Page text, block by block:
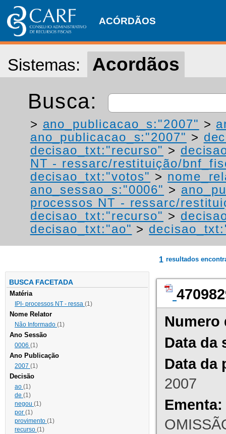
ACÓRDÃOS
Sistemas: Acordãos
Busca:
> ano_publicacao_s:"2007" >
ano_publicacao_s:"2007" >
decisao_txt:"recurso" >
NT - ressarc/restituição/
decisao_txt:"votos" >
ano_sessao_s:"0006" >
processos NT - ressarc/
decisao_txt:"recurso" >
decisao_txt:"ao" >
BUSCA FACETADA
Matéria
IPI- processos NT - ressa (1)
Nome Relator
Não Informado (1)
Ano Sessão
0006 (1)
Ano Publicação
2007 (1)
Decisão
ao (1)
de (1)
negou (1)
por (1)
provimento (1)
recurso (1)
1 resultados
Numero
Data da
Data da
2007
Ementa: